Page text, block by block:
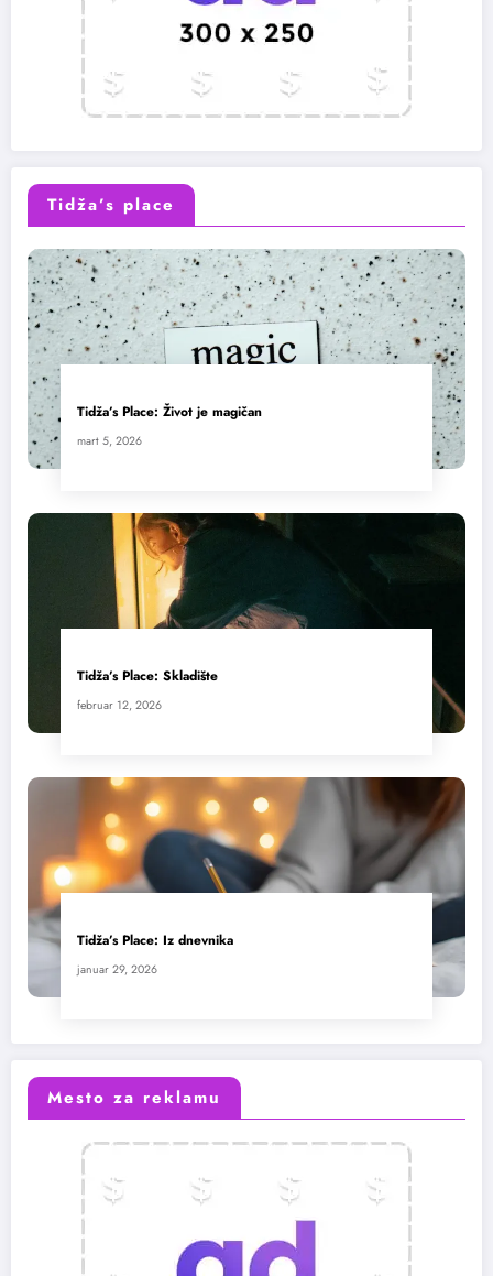
Tidža’s place
Tidža’s Place: Život je magičan
mart 5, 2026
Tidža’s Place: Skladište
februar 12, 2026
Tidža’s Place: Iz dnevnika
januar 29, 2026
Mesto za reklamu